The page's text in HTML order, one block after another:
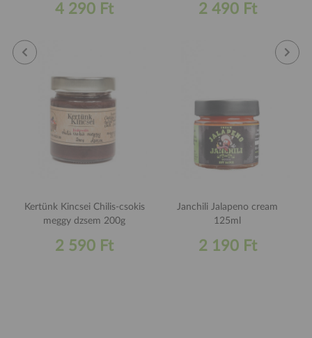
4 290 Ft
Kertünk Kincsei Chilis-csokis
meggy dzsem 200g
2 590 Ft
2 490 Ft
Janchili Jalapeno cream
125ml
2 190 Ft